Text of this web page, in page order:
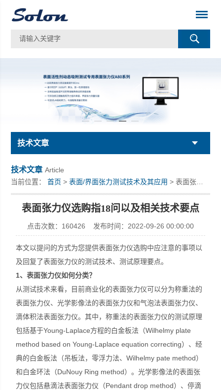
上海梭伦信息科技有限公司
技术文章
技术文章 Article
当前位置：首页 >表面/界面张力测试技术及其应用 > 表面张力仪选购指18问以及相关技术要点
表面张力仪选购指18问以及相关技术要点
点击次数：160426 发布时间：2022-09-26 00:00:00
本文以提问的方式为您提供表面张力仪选购中应注意的事项以
及回复了表面张力仪的测试技术、测试原理要点。
1、表面张力仪如何分类？
从测试技术来看，目前商业化的表面张力仪可以分为称重法的
表面张力仪、光学影像法的表面张力仪和气泡法表面张力仪、
滴体积法表面张力仪。其中，称重法的表面张力仪的测试原理
包括基于Young-Laplace方程的白金板法（Wilhelmy plate
method based on Young-Laplace equation correcting）、经
典的白金板法（吊板法，零浮力法、Wilhelmy pate method）
和白金环法（DuNouy Ring method）。光学影像法的表面张
力仪包括悬滴法表面张力仪（Pendant drop method）、停滴